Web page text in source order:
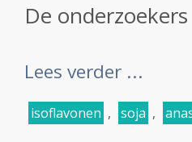
De
Lees verder ...
isoflavonen , soja ,